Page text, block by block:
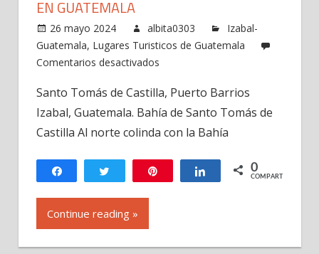
EN GUATEMALA
26 mayo 2024 albita0303
Izabal-
Guatemala, Lugares Turisticos de Guatemala
Comentarios desactivados
de
Santo
Tomás
Castilla
en
Santo Tomás de Castilla, Puerto Barrios
Izabal, Guatemala. Bahía de Santo Tomás de
Castilla Al norte colinda con la Bahía
Compartir Twittear Compartir
0
COMPARTIR
Continue reading »